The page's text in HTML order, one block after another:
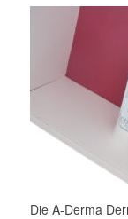
Die A-Derma